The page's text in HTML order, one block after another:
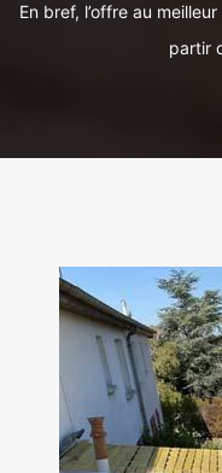
En bref, l’offre au
partir